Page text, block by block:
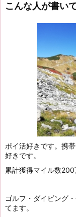
こんな人が書い
ポイ活好きです。携
好きです。
累計獲得マイル数
ゴルフ・ダイビング
てます。